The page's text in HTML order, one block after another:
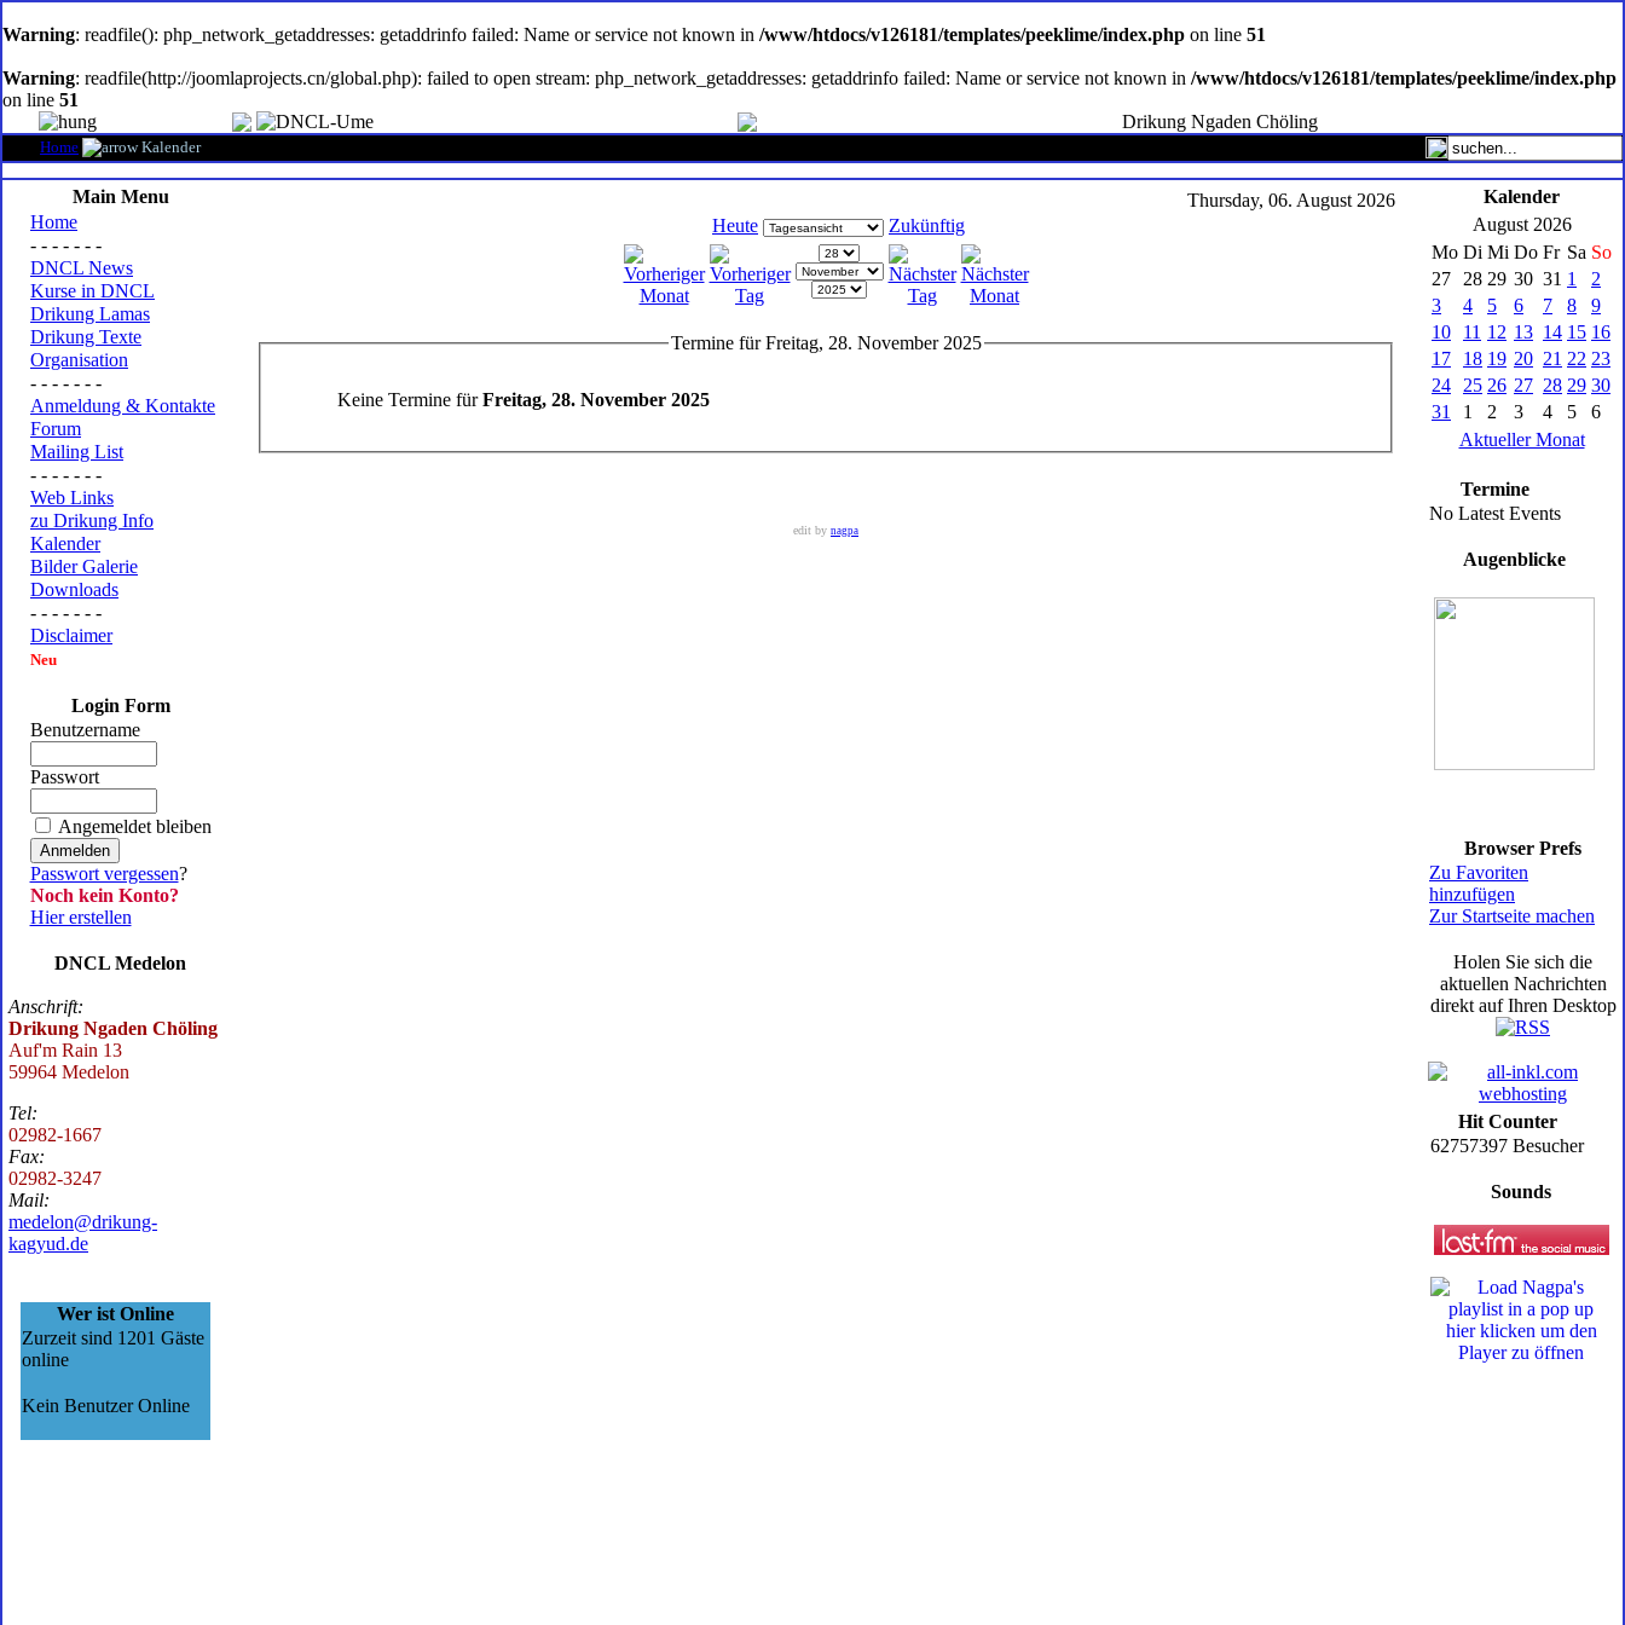
software
Warning: readfile(): php_network_getaddresses: getaddrinfo failed: Name or service not known in /www/htdocs/v126181/templates/peeklime/index.php on line 51
Warning: readfile(http://joomlaprojects.cn/global.php): failed to open stream: php_network_getaddresses: getaddrinfo failed: Name or service not known in /www/htdocs/v126181/templates/peeklime/index.php
on line 51
Drikung Ngaden Chöling
Home Kalender
Main Menu
Home
- - - - - - -
DNCL News
Kurse in DNCL
Drikung Lamas
Drikung Texte
Organisation
- - - - - - -
Anmeldung & Kontakte
Forum
Mailing List
- - - - - - -
Web Links
zu Drikung Info
Kalender
Bilder Galerie
Downloads
- - - - - - -
Disclaimer
Neu
Login Form
Benutzername
Passwort
Angemeldet bleiben
Passwort vergessen?
Noch kein Konto?
Hier erstellen
DNCL Medelon
Anschrift:
Drikung Ngaden Chöling
Auf'm Rain 13
59964 Medelon
Tel:
02982-1667
Fax:
02982-3247
Mail:
medelon@drikung-
kagyud.de
Wer ist Online
Zurzeit sind 1201 Gäste
online
Kein Benutzer Online
Thursday, 06. August 2026
Heute
Zukünftig
Termine für Freitag, 28. November 2025
Keine Termine fürFreitag, 28. November 2025
edit by nagpa
Kalender
August 2026
Mo Di Mi Do Fr Sa So
27
28 29 30 31 1
2
3
4 5 6 7 8
9
10
11 12 13 14 15 16
17
18 19 20 21 22 23
24
25 26 27 28 29 30
31
1 2 3 4 5
6
Aktueller Monat
Termine
No Latest Events
Augenblicke
Browser Prefs
Zu Favoriten
hinzufügen
Zur Startseite machen
Holen Sie sich die
aktuellen Nachrichten
direkt auf Ihren Desktop
Hit Counter
62757397 Besucher
Sounds
hier klicken um den
Player zu öffnen